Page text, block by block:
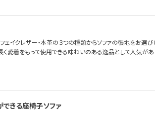
フェイクレザー・本革の３つの種類からソファの張地をお選
愛着をもって使用できる味わいのある逸品として人気があ
できる座椅子ソファ